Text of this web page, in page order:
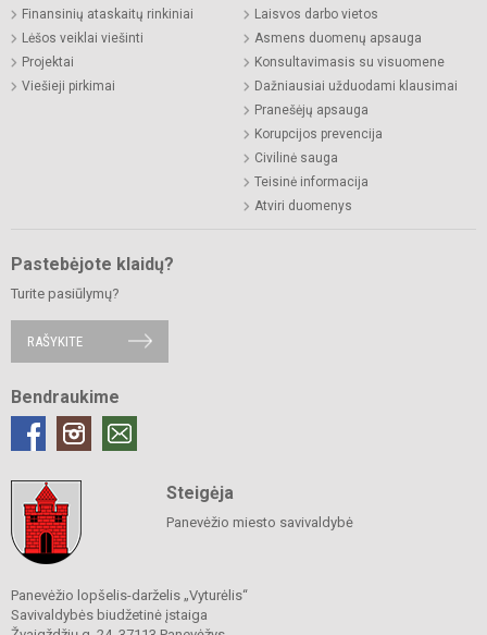
Finansinių ataskaitų rinkiniai
Lėšos veiklai viešinti
Projektai
Viešieji pirkimai
Laisvos darbo vietos
Asmens duomenų apsauga
Konsultavimasis su visuomene
Dažniausiai užduodami klausimai
Pranešėjų apsauga
Korupcijos prevencija
Civilinė sauga
Teisinė informacija
Atviri duomenys
Pastebėjote klaidų?
Turite pasiūlymų?
RAŠYKITE
Bendraukime
Steigėja
Panevėžio miesto savivaldybė
Panevėžio lopšelis-darželis „Vyturėlis“
Savivaldybės biudžetinė įstaiga